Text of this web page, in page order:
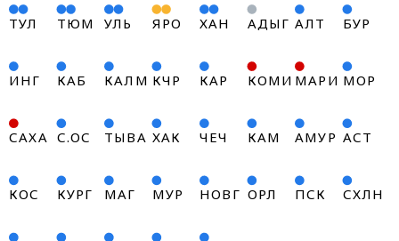
АДЫГ АЛТ БУР
ИНГ КАБ КАЛМ КЧР КАР КОМИ МАРИ МОР
САХА С.ОС ТЫВА ХАК ЧЕЧ КАМ АМУР АСТ
КОС КУРГ МАГ МУР НОВГ ОРЛ ПСК СХЛН
ТУЛ ТЮМ УЛЬ ЯРО ХАН